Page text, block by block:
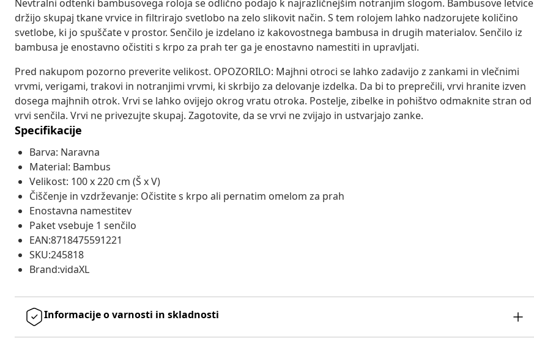
Nevtralni odtenki bambusovega roloja se odlično podajo k najrazličnejšim notranjim slogom. Bambusove letvice
držijo skupaj tkane vrvice in filtrirajo svetlobo na zelo slikovit način. S tem rolojem lahko nadzorujete količino
svetlobe, ki jo spuščate v prostor. Senčilo je izdelano iz kakovostnega bambusa in drugih materialov. Senčilo iz
bambusa je enostavno očistiti s krpo za prah ter ga je enostavno namestiti in upravljati.
Pred nakupom pozorno preverite velikost. OPOZORILO: Majhni otroci se lahko zadavijo z zankami in vlečnimi
vrvmi, verigami, trakovi in notranjimi vrvmi, ki skrbijo za delovanje izdelka. Da bi to preprečili, vrvi hranite izven
dosega majhnih otrok. Vrvi se lahko ovijejo okrog vratu otroka. Postelje, zibelke in pohištvo odmaknite stran od
vrvi senčila. Vrvi ne privezujte skupaj. Zagotovite, da se vrvi ne zvijajo in ustvarjajo zanke.
Specifikacije
Barva: Naravna
Material: Bambus
Velikost: 100 x 220 cm (Š x V)
Čiščenje in vzdrževanje: Očistite s krpo ali pernatim omelom za prah
Enostavna namestitev
Paket vsebuje 1 senčilo
EAN:8718475591221
SKU:245818
Brand:vidaXL
Informacije o varnosti in skladnosti